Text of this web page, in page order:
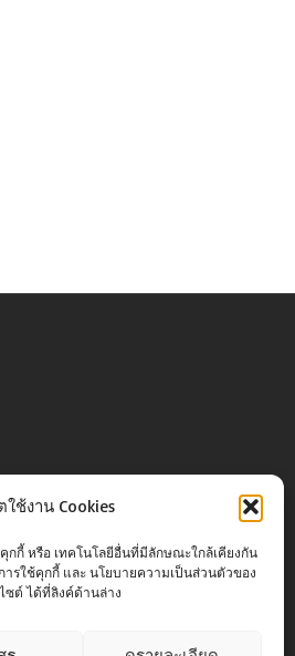
ช้งาน Cookies
กกี้ หรือ เทคโนโลยีอื่นที่มีลักษณะใกล้เคียงกัน
รใช้คุกกี้ และ นโยบายความเป็นส่วนตัวของ
ซต์ ได้ที่ลิงค์ด้านล่าง